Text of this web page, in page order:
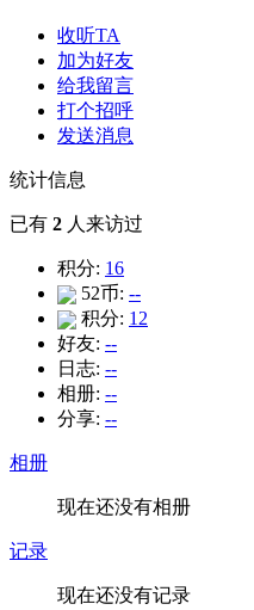
收听TA
加为好友
给我留言
打个招呼
发送消息
统计信息
已有 2 人来访过
积分: 16
52币: --
积分: 12
好友: --
日志: --
相册: --
分享: --
相册
现在还没有相册
记录
现在还没有记录